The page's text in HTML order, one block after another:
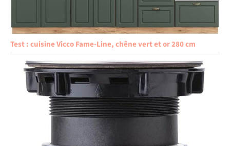
Test : cuisine Vicco Fame-Line, chêne vert et or 280 cm